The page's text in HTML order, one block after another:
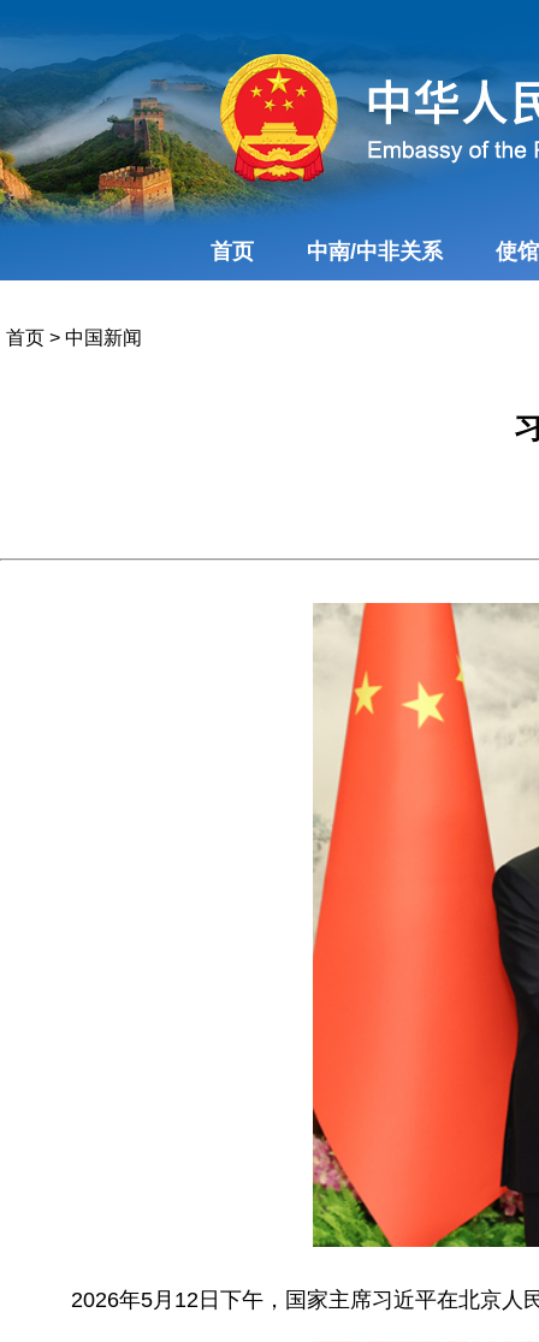
首页 中南/中非关系 使
首页 > 中国新闻
2026年5月12日下午，国家主席习近平在北京人